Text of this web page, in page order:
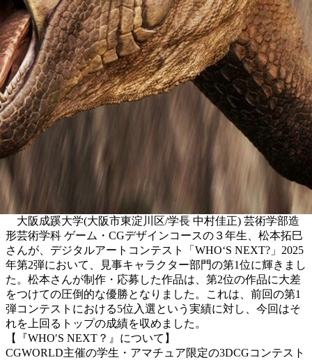
大阪成蹊大学(大阪市東淀川区/学長 中村佳正) 芸術学部造
形芸術学科 ゲーム・CGデザインコースの３年生、松本拓巳
さんが、デジタルアートコンテスト「WHO‘S NEXT?」2025
年第2弾において、見事キャラクター部門の第1位に輝きまし
た。松本さんが制作・応募した作品は、第2位の作品に大差
をつけての圧倒的な優勝となりました。これは、前回の第1
弾コンテストにおける5位入選という実績に対し、今回はそ
れを上回るトップの成績を収めました。
【『WHO′S NEXT？』について】
CGWORLD主催の学生・アマチュア限定の3DCGコンテスト